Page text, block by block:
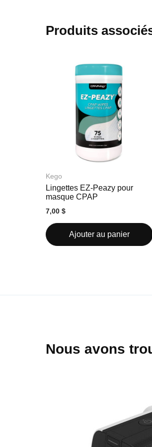
la
Galerie
Produits
Kego
Lingettes EZ-Peazy pour
masque CPAP
7,00 $
Ajouter au panier
Nous avons